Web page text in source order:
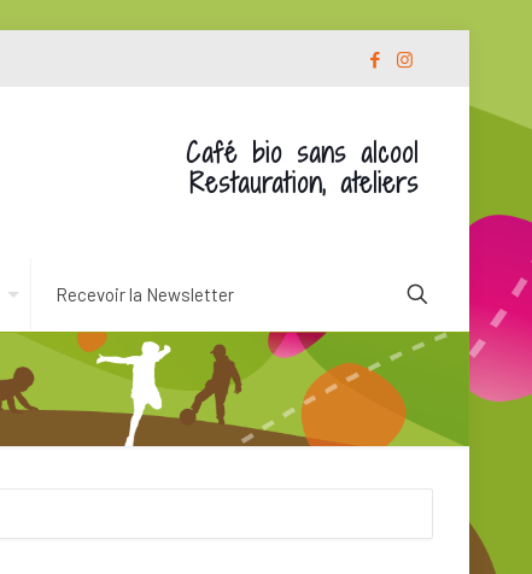
Recevoir la Newsletter
Café bio sans alcool
Restauration, ateliers